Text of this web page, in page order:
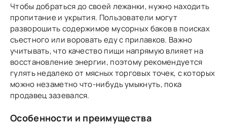
Чтобы добраться до своей лежанки, нужно находить
пропитание и укрытия. Пользователи могут
разворошить содержимое мусорных баков в поисках
съестного или воровать еду с прилавков. Важно
учитывать, что качество пищи напрямую влияет на
восстановление энергии, поэтому рекомендуется
гулять недалеко от мясных торговых точек, с которых
можно незаметно что-нибудь умыкнуть, пока
продавец зазевался.
Особенности и преимущества